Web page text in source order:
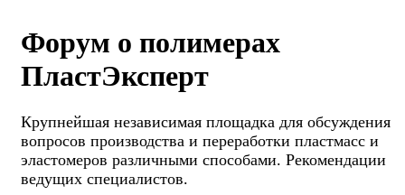
Форум о полимерах
ПластЭксперт
Крупнейшая независимая площадка для обсуждения
вопросов производства и переработки пластмасс и
эластомеров различными способами. Рекомендации
ведущих специалистов.